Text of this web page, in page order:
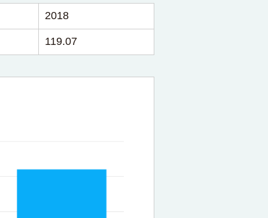
2018
119.07